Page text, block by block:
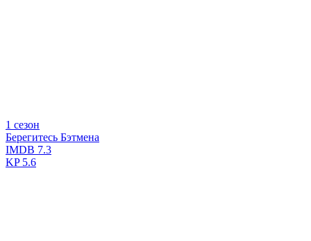
1 сезон
Берегитесь Бэтмена
IMDB 7.3
KP5.6